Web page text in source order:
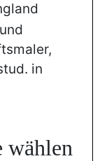
in
wählen